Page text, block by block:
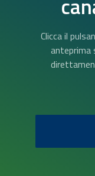
Clicca il
anteprima